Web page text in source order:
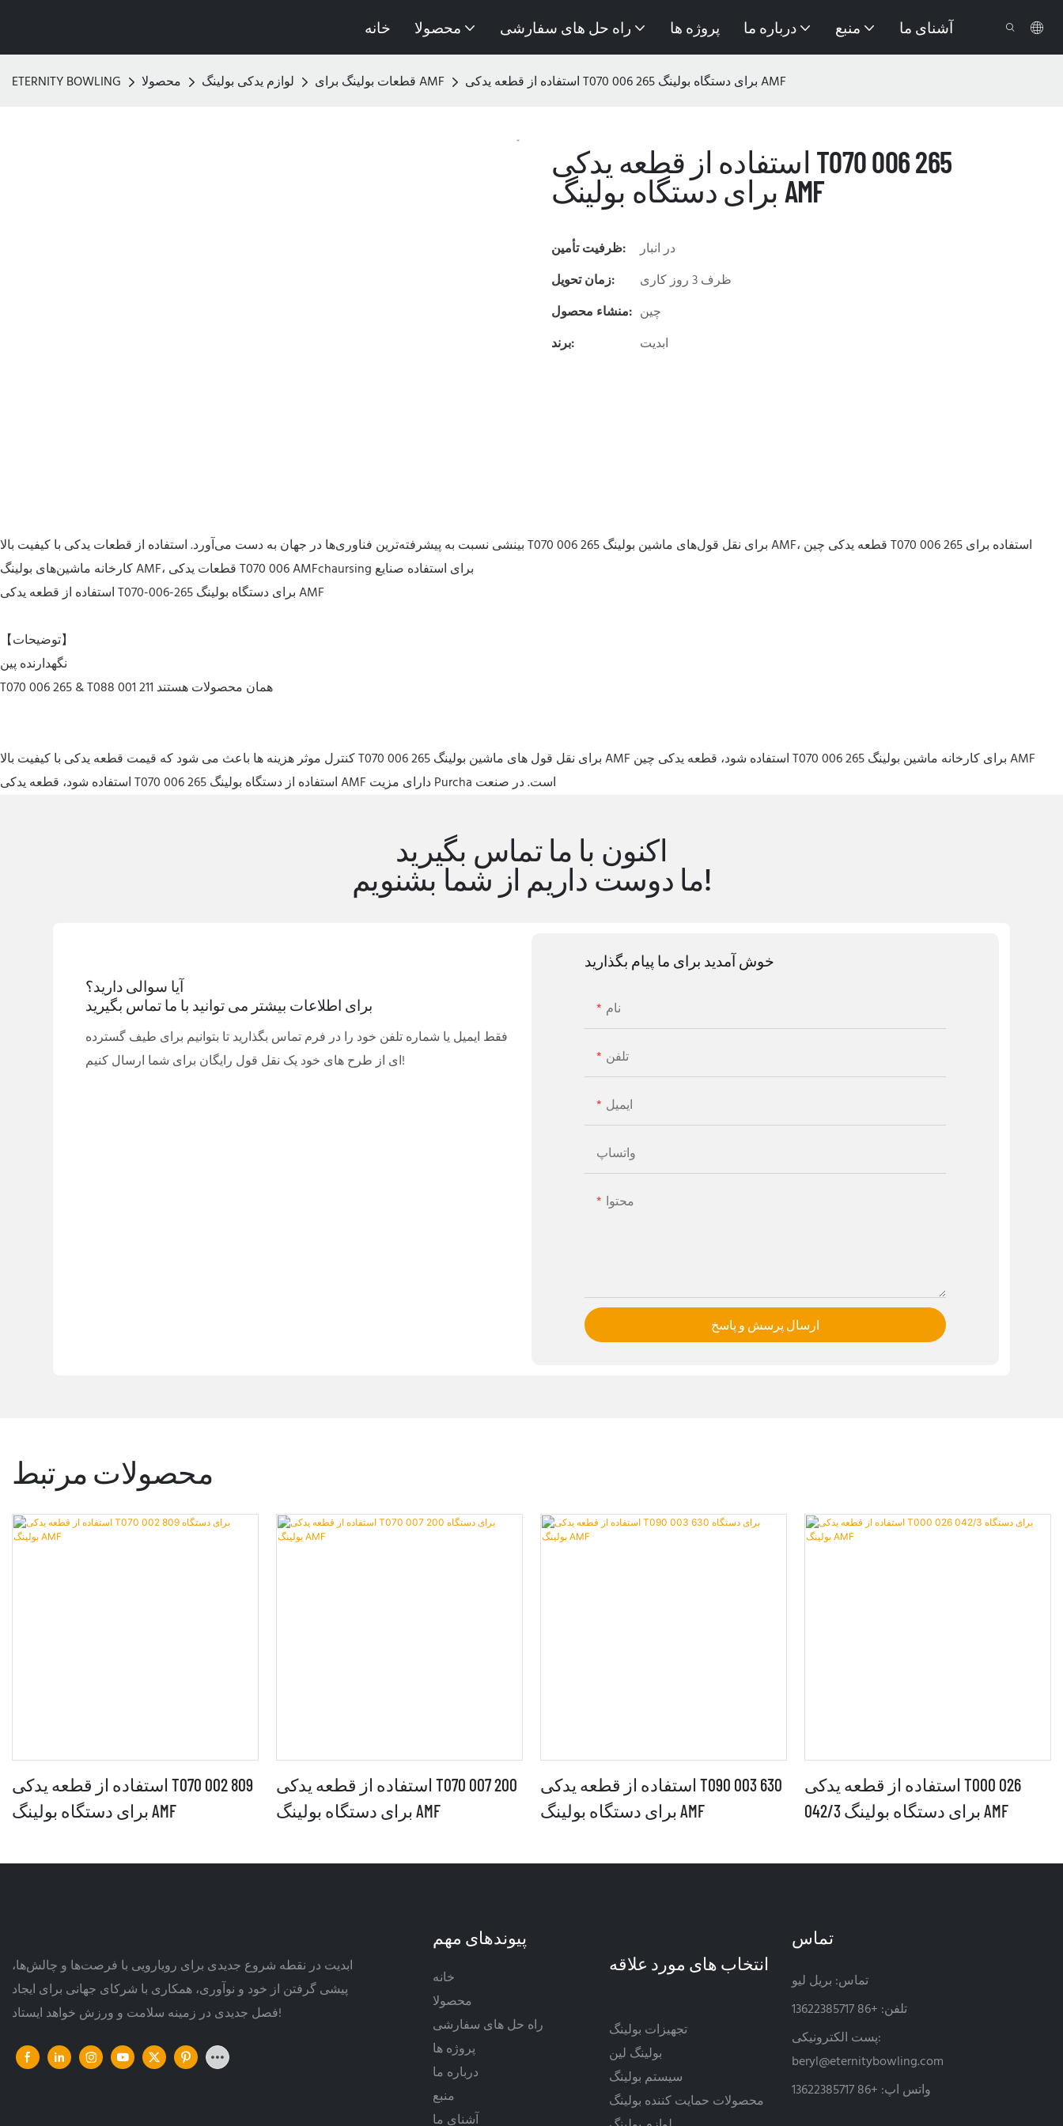
خانه محصولا راه حل های سفارشی پروژه ها درباره ما منبع آشنای ما
ETERNITY BOWLING محصولا لوازم یدکی بولینگ قطعات بولینگ برای AMF استفاده از قطعه یدکی T070 006 265 برای دستگاه بولینگ AMF
استفاده از قطعه یدکی T070 006 265
برای دستگاه بولینگ AMF
ظرفیت تأمین:
در انبار
زمان تحویل:
ظرف 3 روز کاری
منشاء محصول: چین
برند:
ابدیت
بینشی نسبت به پیشرفته‌ترین فناوری‌ها در جهان به دست می‌آورد. استفاده از قطعات یدکی با کیفیت بالا T070 006 265 برای نقل قول‌های ماشین بولینگ AMF، قطعه یدکی چین T070 006 265 استفاده برای
کارخانه ماشین‌های بولینگ AMF، قطعات یدکی T070 006 AMFchaursing برای استفاده صنایع
استفاده از قطعه یدکی T070-006-265 برای دستگاه بولینگ AMF
【توضیحات】
نگهدارنده پین
T070 006 265 & T088 001 211 همان محصولات هستند
کنترل موثر هزینه ها باعث می شود که قیمت قطعه یدکی با کیفیت بالا T070 006 265 برای نقل قول های ماشین بولینگ AMF استفاده شود، قطعه یدکی چین T070 006 265 برای کارخانه ماشین بولینگ AMF
استفاده شود، قطعه یدکی T070 006 265 استفاده از دستگاه بولینگ AMF دارای مزیت Purcha است. در صنعت
اکنون با ما تماس بگیرید
ما دوست داریم از شما بشنویم!
آیا سوالی دارید؟
برای اطلاعات بیشتر می توانید با ما تماس بگیرید
فقط ایمیل یا شماره تلفن خود را در فرم تماس بگذارید تا بتوانیم برای طیف گسترده
ای از طرح های خود یک نقل قول رایگان برای شما ارسال کنیم!
خوش آمدید برای ما پیام بگذارید
نام
تلفن
ایمیل
واتساپ
محتوا
ارسال پرسش و پاسخ
محصولات مرتبط
استفاده از قطعه یدکی T070 002 809
برای دستگاه بولینگ AMF
استفاده از قطعه یدکی T070 007 200
برای دستگاه بولینگ AMF
استفاده از قطعه یدکی T090 003 630
برای دستگاه بولینگ AMF
استفاده از قطعه یدکی T000 026
042/3 برای دستگاه بولینگ AMF
ابدیت در نقطه شروع جدیدی برای رویارویی با فرصت‌ها و چالش‌ها،
پیشی گرفتن از خود و نوآوری، همکاری با شرکای جهانی برای ایجاد
فصل جدیدی در زمینه سلامت و ورزش خواهد ایستاد!
پیوندهای مهم
خانه
محصولا
راه حل های سفارشی
پروژه ها
درباره ما
منبع
آشنای ما
تجهیزات بولینگ
بولینگ لین
سیستم بولینگ
محصولات حمایت کننده بولینگ
تماس
تماس: بریل لیو
تلفن: +86 13622385717
پست الکترونیکی:
beryl@eternitybowling.com
واتس اپ: +86 13622385717